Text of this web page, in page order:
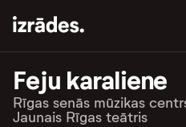
Feju karaliene
Rīgas senās mūzikas
Jaunais Rīgas teātris